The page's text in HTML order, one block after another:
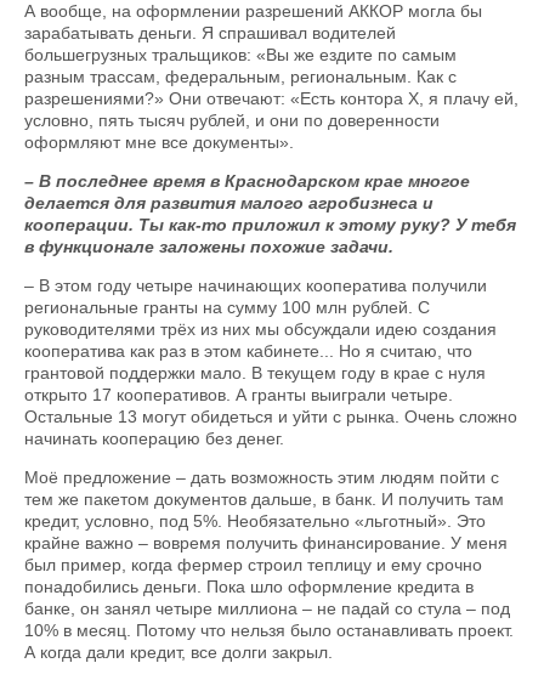
А вообще, на оформлении разрешений АККОР могла бы
зарабатывать деньги. Я спрашивал водителей
большегрузных тральщиков: «Вы же ездите по самым
разным трассам, федеральным, региональным. Как с
разрешениями?» Они отвечают: «Есть контора Х, я плачу ей,
условно, пять тысяч рублей, и они по доверенности
оформляют мне все документы».
– В последнее время в Краснодарском крае многое
делается для развития малого агробизнеса и
кооперации. Ты как-то приложил к этому руку? У тебя
в функционале заложены похожие задачи.
– В этом году четыре начинающих кооператива получили
региональные гранты на сумму 100 млн рублей. С
руководителями трёх из них мы обсуждали идею создания
кооператива как раз в этом кабинете... Но я считаю, что
грантовой поддержки мало. В текущем году в крае с нуля
открыто 17 кооперативов. А гранты выиграли четыре.
Остальные 13 могут обидеться и уйти с рынка. Очень сложно
начинать кооперацию без денег.
Моё предложение – дать возможность этим людям пойти с
тем же пакетом документов дальше, в банк. И получить там
кредит, условно, под 5%. Необязательно «льготный». Это
крайне важно – вовремя получить финансирование. У меня
был пример, когда фермер строил теплицу и ему срочно
понадобились деньги. Пока шло оформление кредита в
банке, он занял четыре миллиона – не падай со стула – под
10% в месяц. Потому что нельзя было останавливать проект.
А когда дали кредит, все долги закрыл.